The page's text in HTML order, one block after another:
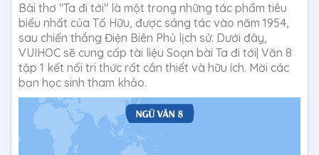
Bài thơ "Ta đi tới" là một trong những tác phẩm tiêu
biểu nhất của Tố Hữu, được sáng tác vào năm 1954,
sau chiến thắng Điện Biên Phủ lịch sử. Dưới đây,
VUIHOC sẽ cung cấp tài liệu Soạn bài Ta đi tới| Văn 8
tập 1 kết nối tri thức rất cần thiết và hữu ích. Mời các
bạn học sinh tham khảo.